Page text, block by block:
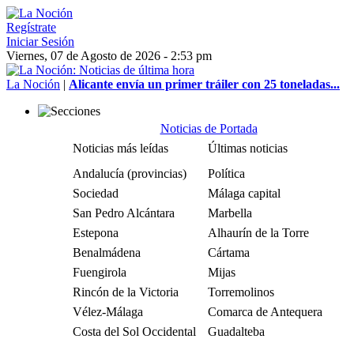
Regístrate
Iniciar Sesión
Viernes, 07 de Agosto de 2026 - 2:53 pm
La Noción | Alicante envía un primer tráiler con 25 toneladas...
Noticias de Portada
Noticias más leídas
Últimas noticias
Andalucía (provincias)
Política
Sociedad
Málaga capital
San Pedro Alcántara
Marbella
Estepona
Alhaurín de la Torre
Benalmádena
Cártama
Fuengirola
Mijas
Rincón de la Victoria
Torremolinos
Vélez-Málaga
Comarca de Antequera
Costa del Sol Occidental
Guadalteba